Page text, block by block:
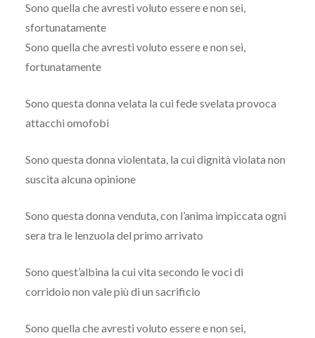
Sono quella che avresti voluto essere e non sei,
sfortunatamente
Sono quella che avresti voluto essere e non sei,
fortunatamente
Sono questa donna velata la cui fede svelata provoca
attacchi omofobi
Sono questa donna violentata, la cui dignità violata non
suscita alcuna opinione
Sono questa donna venduta, con l’anima impiccata ogni
sera tra le lenzuola del primo arrivato
Sono quest’albina la cui vita secondo le voci di
corridoio non vale più di un sacrificio
Sono quella che avresti voluto essere e non sei,